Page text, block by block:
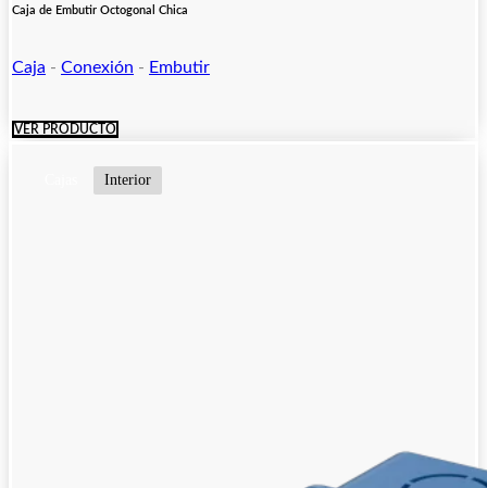
Caja de Embutir Octogonal Chica
Caja - Conexión - Embutir
VER PRODUCTO
Interior